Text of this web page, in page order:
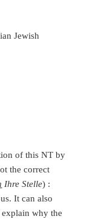
Jewish
of this NT by
the correct
Ihre Stelle) :
It can also
why the